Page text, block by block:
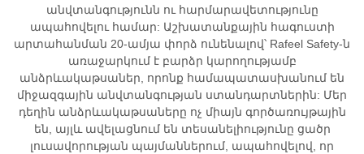
անվտանգությունն ու հարմարավետությունը
ապահովելու համար: Աշխատանքային հագուստի
արտահանման 20-ամյա փորձ ունենալով՝ Rafeel Safety-ն
առաջարկում է բարձր կարողությամբ
անձրևակաթսաներ, որոնք համապատասխանում են
միջազգային անվտանգության ստանդարտներին: Մեր
դեղին անձրևակաթսաները ոչ միայն գործառույթային
են, այլև ավելացնում են տեսանելիությունը ցածր
լուսավորության պայմաններում, ապահովելով, որ